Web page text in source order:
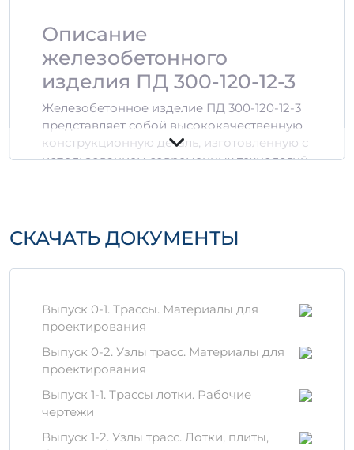
Описание
железобетонного
изделия ПД 300-120-12-3
Железобетонное изделие ПД 300-120-12-3
представляет собой высококачественную
конструкционную деталь, изготовленную с
использованием современных технологий
типа, где требуется дополнительная
прочность и надежность.
характеристики ПД 300-
120-12-3
Размеры: 300 х 120 х 12 см
Объем: 0.42 м
Материалы: высококачественный
цемент, арматурная сталь и
заполнитель
СКАЧАТЬ ДОКУМЕНТЫ
Выпуск 0-1. Трассы. Материалы для
проектирования
Выпуск 0-2. Узлы трасс. Материалы для
проектирования
Выпуск 1-1. Трассы лотки. Рабочие
чертежи
Выпуск 1-2. Узлы трасс. Лотки, плиты,